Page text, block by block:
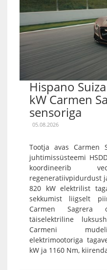
Hispano
kW Carmen
sensoriga
05.08.2026
Tootja avas Carmen
juhtimissüsteemi
koordineerib
regeneratiivpidurdust
820 kW elektrilist
sekkumist liigselt
Carmen Sagrera
täiselektriline
Carmeni
elektrimootoriga
kW ja 1160 Nm,